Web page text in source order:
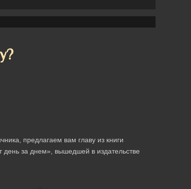
предлагаем вам главу из книги
за днем», вышедшей в издательстве